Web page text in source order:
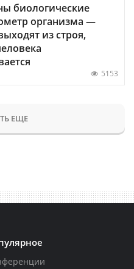
биологические
организма —
из строя,
5153
ЕЩЕ